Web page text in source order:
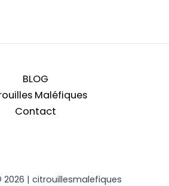
BLOG
Maléfiques
Contact
| citrouillesmalefiques